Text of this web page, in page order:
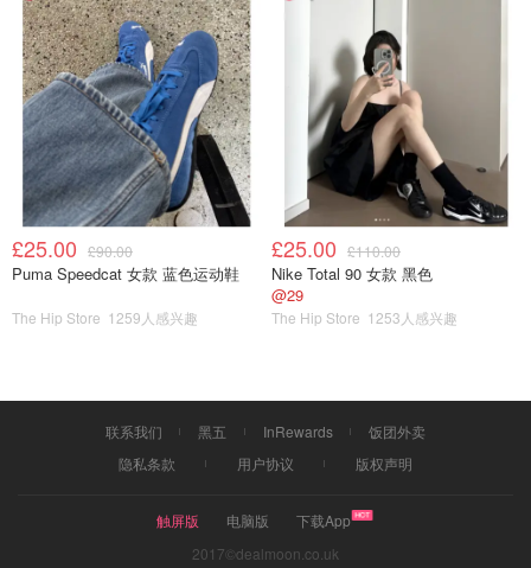
£25.00 £90.00
Puma Speedcat 女款 蓝色运动鞋
The Hip Store 1259人感兴趣
£25.00 £110.00
Nike Total 90 女款 黑色
@29
The Hip Store 1253人感兴趣
联系我们 黑五 InRewards
饭团外卖
隐私条款
用户协议 版权声明
触屏版 电脑版
下载App
2017©dealmoon.co.uk